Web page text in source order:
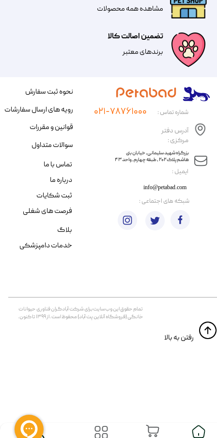
تضمین اصالت کالا
​​برندهای معتبر​​​​​​​
مشاهده همه محصولات
​ایمیل :
آدرس دفتر
مرکزی :
info@petabad.com
​​بزرگراه شهید سلیمانی، خیابان بنی
هاشم پلاک ۲۰۲ ، طبقه چهارم، واحد ۴۳
شماره تماس : ۰۲۱-۷۸۷۶۱۰۰۰
تمام حقوق اين وب‌سايت برای شرکت آبادگران فناوری حیوانات
خانگی (فروشگاه آنلاین پت آباد) محفوظ است. از ۱۳۹۹ تا کنون.
​​رفتن به بالا
نحوه ثبت سفارش
رویه های ارسال سفارشات
قوانین و مقررات
سوالات متداول
تماس با ما
درباره ما
ثبت شکایات
فرصت های شغلی
​شبکه های اجتماعی :
بلاگ
خدمات دامپزشکی